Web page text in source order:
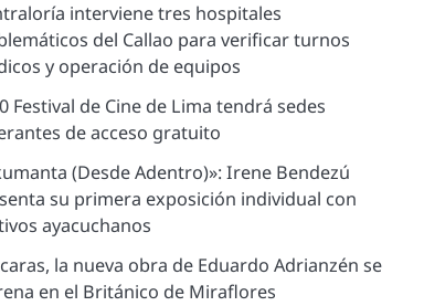
interviene tres hospitales
del Callao para verificar turnos
y operación de equipos
Festival de Cine de Lima tendrá sedes
de acceso gratuito
(Desde Adentro)»: Irene Bendezú
su primera exposición individual con
ayacuchanos
la nueva obra de Eduardo Adrianzén se
en el Británico de Miraflores